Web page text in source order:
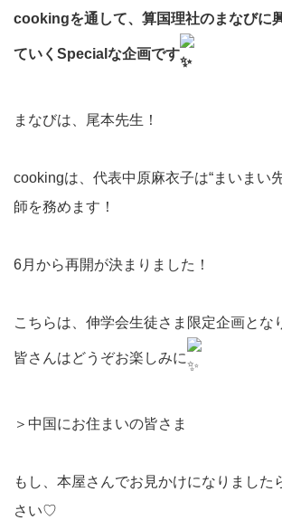
cookingを通して、算国理社のまなびに
ていくSpecialな企画です
まなびは、尾本先生！
cookingは、代表中原麻衣子は“まいまい
師を務めます！
6月から再開が決まりました！
こちらは、伸学会生徒さま限定企画とな
皆さんはどうぞお楽しみに
＞中国にお住まいの皆さま
もし、本屋さんでお見かけになりました
さい♡